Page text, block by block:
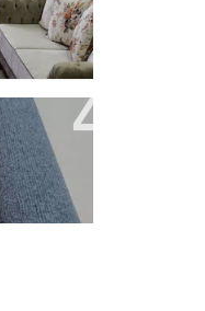
اختيار